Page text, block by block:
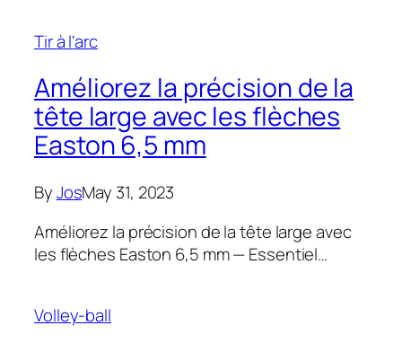
Tir à l'arc
Améliorez la précision de la
tête large avec les flèches
Easton 6,5 mm
ByJosMay 31, 2023
Améliorez la précision de la tête large avec
les flèches Easton 6,5 mm — Essentiel…
Volley-ball